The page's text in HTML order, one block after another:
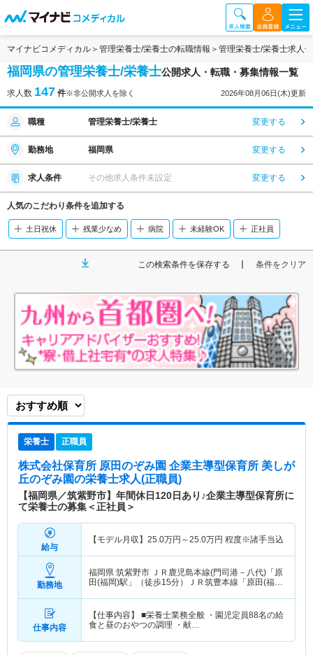
マイナビコメディカル 管理栄養士/栄養士の転職情報 管理栄養士/栄養士求人
福岡県の管理栄養士/栄養士公開求人・転職・募集情報一覧
求人数 147 件※非公開求人を除く 2026年08月06日(木)更新
職種 管理栄養士/栄養士 変更する
勤務地 福岡県 変更する
求人条件 その他求人条件未設定 変更する
人気のこだわり条件を追加する
土日祝休 残業少なめ 病院 未経験OK 正社員
この検索条件を保存する 条件をクリア
栄養士 正職員
株式会社保育所 原田のぞみ園 企業主導型保育所 美しが
丘のぞみ園の栄養士求人(正職員)
【福岡県／筑紫野市】年間休日120日あり♪企業主導型保育所に
て栄養士の募集＜正社員＞
給与
【モデル月収】 25.0万円～25.0万円 程度※諸手当込
勤務地
福岡県 筑紫野市
ＪＲ鹿児島本線(門司港－八代)「原
田(福岡)駅」（徒歩15分）ＪＲ筑豊本線「原田(福
仕事内容
【仕事内容】 ■栄養士業務全般 ・園児定員88名の給
食と昼のおやつの調理 ・献…